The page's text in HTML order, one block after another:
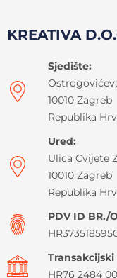
KREATIVA
Sjedište:
10010 Zagreb
Republika
Ured:
Ulica Cvijete
10010 Zagreb
Republika
PDV ID BR./
Transakcijski
HR76 2484